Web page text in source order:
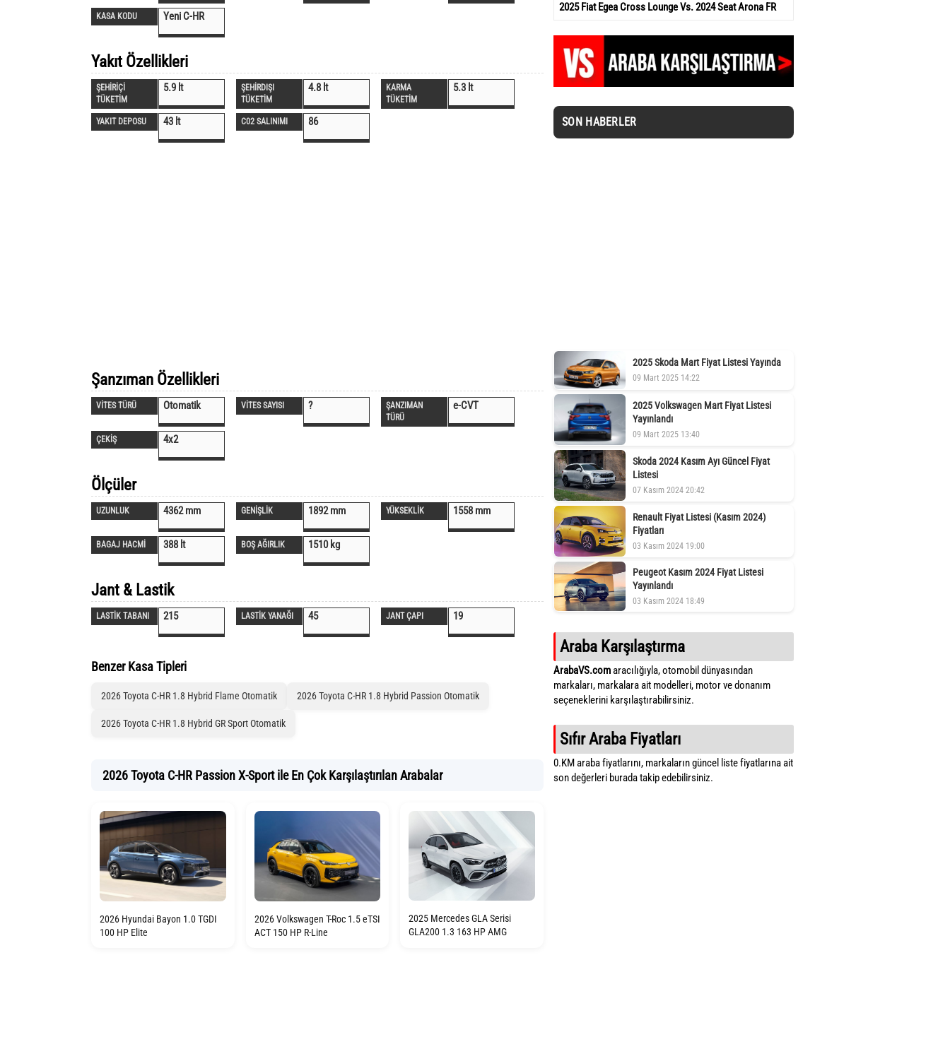
KASA KODU Yeni C-HR
Yakıt Özellikleri
ŞEHİRİÇİ
TÜKETİM
5.9 lt
ŞEHİRDIŞI
TÜKETİM
4.8 lt
KARMA
TÜKETİM
5.3 lt
YAKIT DEPOSU 43 lt C02 SALINIMI 86
Şanzıman Özellikleri
VİTES TÜRÜ Otomatik VİTES SAYISI ?
ŞANZIMAN
TÜRÜ
e-CVT
ÇEKİŞ 4x2
Ölçüler
UZUNLUK 4362 mm GENİŞLİK 1892 mm YÜKSEKLİK 1558 mm
BAGAJ HACMİ 388 lt BOŞ AĞIRLIK 1510 kg
Jant & Lastik
LASTİK TABANI 215 LASTİK YANAĞI 45 JANT ÇAPI 19
Benzer Kasa Tipleri
2026 Toyota C-HR 1.8 Hybrid Flame Otomatik 2026 Toyota C-HR 1.8 Hybrid Passion Otomatik
2026 Toyota C-HR 1.8 Hybrid GR Sport Otomatik
2026 Toyota C-HR Passion X-Sport ile En Çok Karşılaştırılan Arabalar
2026 Hyundai Bayon 1.0 TGDI
100 HP Elite
2026 Volkswagen T-Roc 1.5 eTSI
ACT 150 HP R-Line
2025 Mercedes GLA Serisi
GLA200 1.3 163 HP AMG
2025 Fiat Egea Cross Lounge Vs. 2024 Seat Arona FR
SON HABERLER
2025 Skoda Mart Fiyat Listesi Yayında
09 Mart 2025 14:22
2025 Volkswagen Mart Fiyat Listesi
Yayınlandı
09 Mart 2025 13:40
Skoda 2024 Kasım Ayı Güncel Fiyat
Listesi
07 Kasım 2024 20:42
Renault Fiyat Listesi (Kasım 2024)
Fiyatları
03 Kasım 2024 19:00
Peugeot Kasım 2024 Fiyat Listesi
Yayınlandı
03 Kasım 2024 18:49
Araba Karşılaştırma
ArabaVS.comaracılığıyla, otomobil dünyasından
markaları, markalara ait modelleri, motor ve donanım
seçeneklerini karşılaştırabilirsiniz.
Sıfır Araba Fiyatları
0.KM araba fiyatlarını, markaların güncel liste fiyatlarına ait
son değerleri burada takip edebilirsiniz.